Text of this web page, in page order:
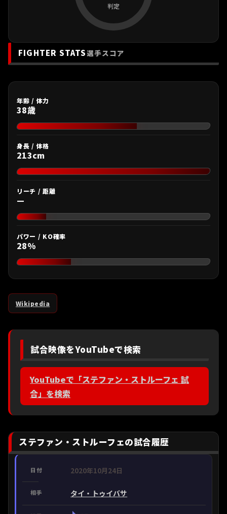
判定
FIGHTER STATS選手スコア
年齢 / 体力
38歳
身長 / 体格
213cm
リーチ / 距離
—
パワー / KO確率
28%
Wikipedia
試合映像をYouTubeで検索
YouTubeで「ステファン・ストルーフェ 試
合」を検索
ステファン・ストルーフェの試合履歴
2020年10月24日
タイ・トゥイバサ